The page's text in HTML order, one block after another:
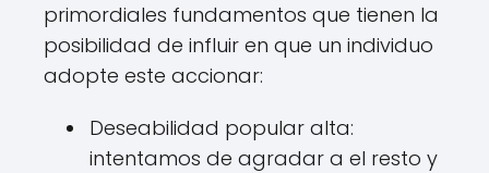
primordiales fundamentos que tienen la
posibilidad de influir en que un individuo
adopte este accionar:
Deseabilidad popular alta:
intentamos de agradar a el resto y